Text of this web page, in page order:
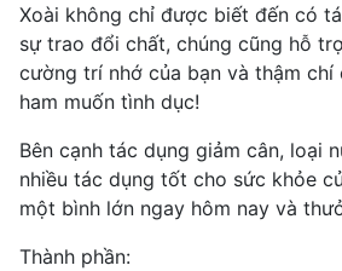
Xoài không chỉ được biết đến có
sự trao đổi chất, chúng cũng hỗ
cường trí nhớ của bạn và thậm chí
ham muốn tình dục!
Bên cạnh tác dụng giảm cân, loại
nhiều tác dụng tốt cho sức khỏe
một bình lớn ngay hôm nay và
Thành phần: